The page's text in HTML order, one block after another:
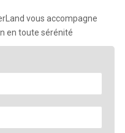
vous accompagne
en toute sérénité